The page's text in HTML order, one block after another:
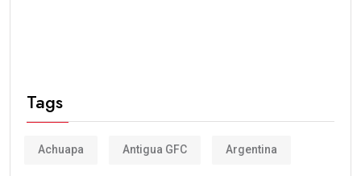
Tags
Achuapa Antigua GFC Argentina